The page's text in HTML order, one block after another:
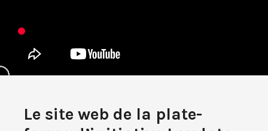
Le site web de la plate-